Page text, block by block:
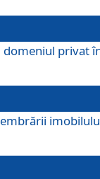
privat